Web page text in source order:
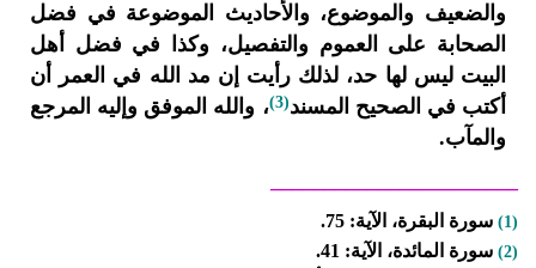
والضعيف والموضوع، والأحاديث الموضوعة في فضل
الصحابة على العموم والتفصيل، وكذا في فضل أهل
البيت ليس لها حد، لذلك رأيت إن مد الله في العمر أن
أكتب في الصحيح المسند(3)
، والله الموفق وإليه المرجع
والمآب.
(1) سورة البقرة، الآية: 75.
(2) سورة المائدة، الآية: 41.